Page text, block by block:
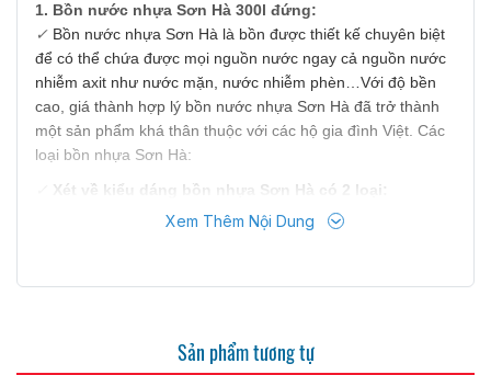
1. Bồn nước nhựa Sơn Hà 300l đứng:
✓ Bồn nước nhựa Sơn Hà là bồn được thiết kế chuyên biệt
để có thể chứa được mọi nguồn nước ngay cả nguồn nước
nhiễm axit như nước mặn, nước nhiễm phèn…Với độ bền
cao, giá thành hợp lý bồn nước nhựa Sơn Hà đã trở thành
một sản phẩm khá thân thuộc với các hộ gia đình Việt. Các
loại bồn nhựa Sơn Hà:
Xét về kiểu dáng bồn nhựa Sơn Hà có 2 loại:
Bồn nước nhựa đứng:
hơn so với bồn ngang.
Xem Thêm Nội Dung
Sản phẩm tương tự